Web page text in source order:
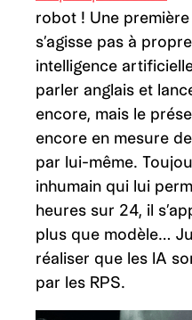
robot ! Une première
s’agisse pas à
intelligence
parler anglais et
encore, mais le
encore en mesure
par lui-même.
inhumain qui lui
heures sur 24, il
plus que modèle…
réaliser que les IA
par les RPS.